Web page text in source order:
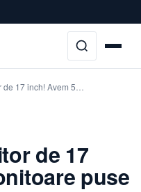
17 inch! Avem 5…
de 17
puse